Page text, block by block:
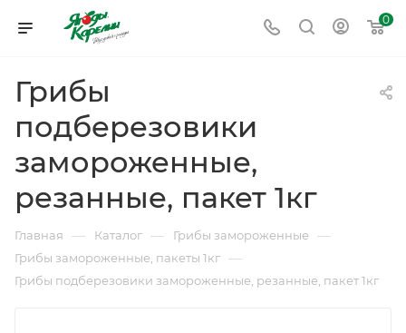
0
Грибы
подберезовики
замороженные,
резанные, пакет 1кг
Главная — Каталог — Грибы замороженные —
Грибы замороженные, пакеты 1кг —
Грибы подберезовики замороженные, резанные, пакет 1кг